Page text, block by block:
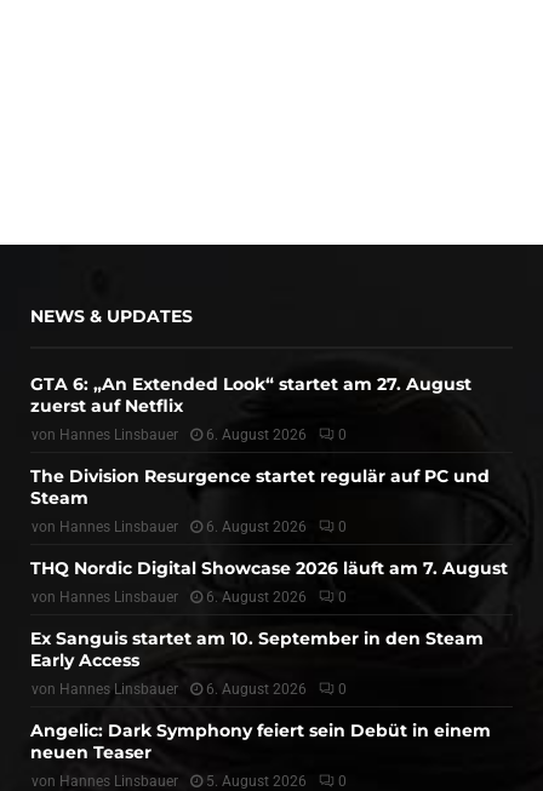
NEWS & UPDATES
GTA 6: „An Extended Look“ startet am 27. August
zuerst auf Netflix
von Hannes Linsbauer 6. August 2026 0
The Division Resurgence startet regulär auf PC und
Steam
von Hannes Linsbauer 6. August 2026 0
THQ Nordic Digital Showcase 2026 läuft am 7. August
von Hannes Linsbauer 6. August 2026 0
Ex Sanguis startet am 10. September in den Steam
Early Access
von Hannes Linsbauer 6. August 2026 0
Angelic: Dark Symphony feiert sein Debüt in einem
neuen Teaser
von Hannes Linsbauer 5. August 2026 0